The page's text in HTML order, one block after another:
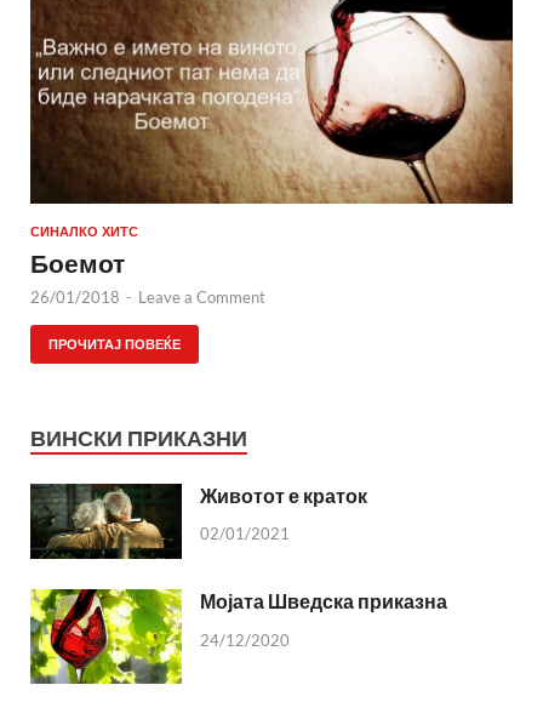
СИНАЛКО ХИТС
Боемот
26/01/2018 - Leave a Comment
ПРОЧИТАЈ ПОВЕЌЕ
ВИНСКИ ПРИКАЗНИ
Животот е краток
02/01/2021
Мојата Шведска приказна
24/12/2020